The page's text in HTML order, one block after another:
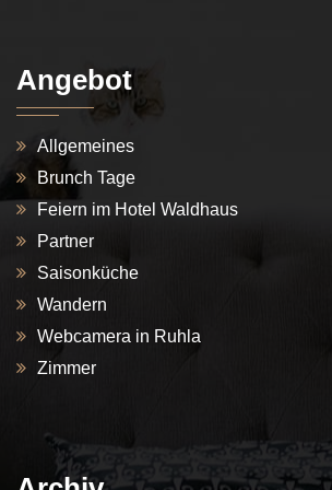
Angebot
Allgemeines
Brunch Tage
Feiern im Hotel Waldhaus
Partner
Saisonküche
Wandern
Webcamera in Ruhla
Zimmer